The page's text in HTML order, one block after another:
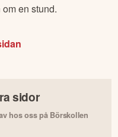
en stund.
sidor
hos oss på Börskollen